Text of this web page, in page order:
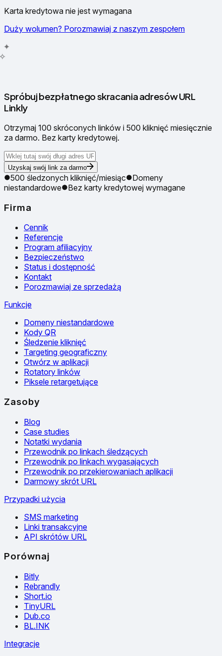
Karta kredytowa nie jest wymagana
Duży wolumen? Porozmawiaj z naszym zespołem
✧
Spróbuj bezpłatnego skracania adresów URL
Linkly
Otrzymaj 100 skróconych linków i 500 kliknięć miesięcznie
za darmo. Bez karty kredytowej.
Uzyskaj swój link za darmo
500 śledzonych kliknięć/miesiąc
Domeny
niestandardowe
Bez karty kredytowej wymagane
Firma
Cennik
Referencje
Program afiliacyjny
Bezpieczeństwo
Status i dostępność
Kontakt
Porozmawiaj ze sprzedażą
Funkcje
Domeny niestandardowe
Kody QR
Śledzenie kliknięć
Targeting geograficzny
Otwórz w aplikacji
Rotatory linków
Piksele retargetujące
Zasoby
Blog
Case studies
Notatki wydania
Przewodnik po linkach śledzących
Przewodnik po linkach wygasających
Przewodnik po przekierowaniach aplikacji
Darmowy skrót URL
Przypadki użycia
SMS marketing
Linki transakcyjne
API skrótów URL
Porównaj
Bitly
Rebrandly
Short.io
TinyURL
Dub.co
BL.INK
Integracje